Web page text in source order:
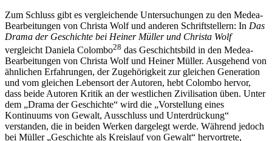
Zum Schluss gibt es vergleichende Untersuchungen zu den Medea-
Bearbeitungen von Christa Wolf und anderen Schriftstellern: In Das
Drama der Geschichte bei Heiner Müller und Christa Wolf
vergleicht Daniela Colombo28 das Geschichtsbild in den Medea-
Bearbeitungen von Christa Wolf und Heiner Müller. Ausgehend von
ähnlichen Erfahrungen, der Zugehörigkeit zur gleichen Generation
und vom gleichen Lebensort der Autoren, hebt Colombo hervor,
dass beide Autoren Kritik an der westlichen Zivilisation üben. Unter
dem „Drama der Geschichte“ wird die „Vorstellung eines
Kontinuums von Gewalt, Ausschluss und Unterdrückung“
verstanden, die in beiden Werken dargelegt werde. Während jedoch
bei Müller „Geschichte als Kreislauf von Gewalt“ hervortrete,